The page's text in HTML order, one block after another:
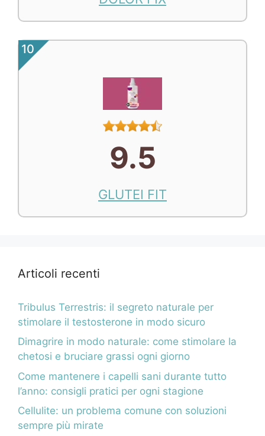
10
9.5
GLUTEI FIT
Articoli recenti
Tribulus Terrestris: il segreto naturale per
stimolare il testosterone in modo sicuro
Dimagrire in modo naturale: come stimolare la
chetosi e bruciare grassi ogni giorno
Come mantenere i capelli sani durante tutto
l’anno: consigli pratici per ogni stagione
Cellulite: un problema comune con soluzioni
sempre più mirate